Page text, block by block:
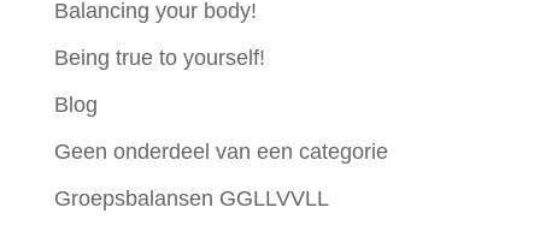
Balancing your body!
Being true to yourself!
Blog
Geen onderdeel van een categorie
Groepsbalansen GGLLVVLL